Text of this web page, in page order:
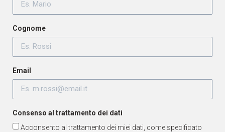
Cognome
Email
Consenso al trattamento dei dati
Acconsento al trattamento dei miei dati, come specificato